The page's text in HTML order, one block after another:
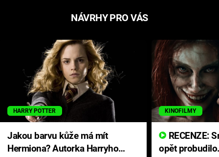
NÁVRHY PRO VÁS
HARRY POTTER
Jakou barvu kůže má mít
Hermiona? Autorka Harryho
KINOFILMY
opět